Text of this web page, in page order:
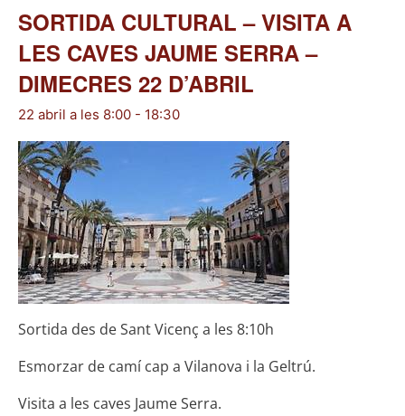
SORTIDA CULTURAL – VISITA A
LES CAVES JAUME SERRA –
DIMECRES 22 D’ABRIL
22 abril a les 8:00 - 18:30
Sortida des de Sant Vicenç a les 8:10h
Esmorzar de camí cap a Vilanova i la Geltrú.
Visita a les caves Jaume Serra.